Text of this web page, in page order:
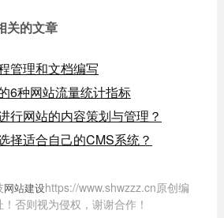
关的文章
管理和文档编写
6种网站流量统计指标
行网站的内容策划与管理？
择适合自己的CMS系统？
网站建设https://www.shwzzz.cn原创编
否则视为侵权，谢谢合作！